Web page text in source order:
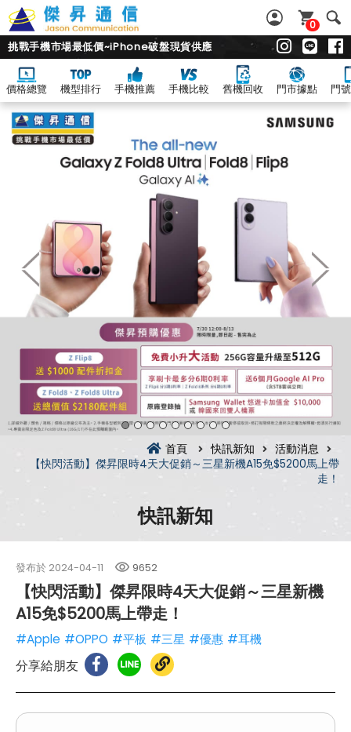
0
挑戰手機市場最低價~iPhone破盤現貨供應
價格總覽 機型排行 手機推薦 手機比較 舊機回收 門市據點 門
首頁 快訊新知
活動消息
【快閃活動】傑昇限時4天大促銷～三星新機A15免$5200馬上帶
走！
快訊新知
發布於 2024-04-11 9652
【快閃活動】傑昇限時4天大促銷～三星新機
A15免$5200馬上帶走！
#Apple #OPPO #平板 #三星 #優惠 #耳機
分享給朋友